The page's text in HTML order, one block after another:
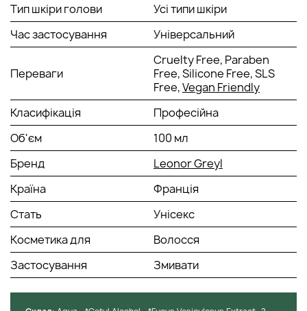
Тип шкіри голови
Усі типи шкіри
Час застосування
Універсальний
Переваги
Cruelty Free, Paraben
Free, Silicone Free, SLS
Free,Vegan Friendly
Класифікація
Професійна
Об'єм
100 мл
Бренд
Leonor Greyl
Країна
Франція
Стать
Унісекс
Косметика для
Волосся
Застосування
Змивати